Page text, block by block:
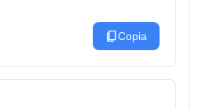
content_copyCopia